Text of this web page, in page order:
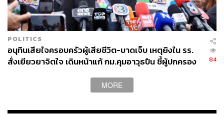
POLITICS
อนุทินเสียใจครอบครัวผู้เสียชีวิต-บาดเจ็บ เหตุยิงใน รร.
สั่งเยียวยาจิตใจ เดินหน้าแก้ กม.คุมอาวุธปืน ชี้ผู้ปกครอง
84
MORE